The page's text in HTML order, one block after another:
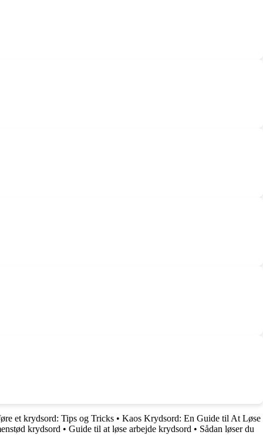
et krydsord: Tips og Tricks • Kaos Krydsord: En Guide til At Løse
krydsord • Guide til at løse arbejde krydsord • Sådan løser du